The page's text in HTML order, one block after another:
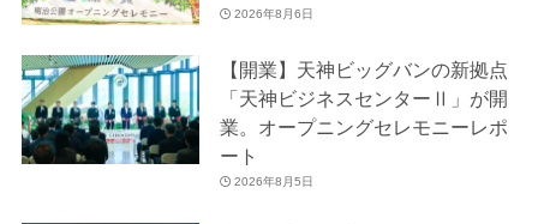
2026年8月6日
【開業】天神ビッグバンの新拠点
「天神ビジネスセンターⅡ」が開
業。オープニングセレモニーレポ
ート
2026年8月5日